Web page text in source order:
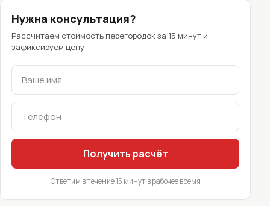
Нужна консультация?
Рассчитаем стоимость перегородок за 15 минут и
зафиксируем цену
Получить расчёт
Ответим в течение 15 минут в рабочее время